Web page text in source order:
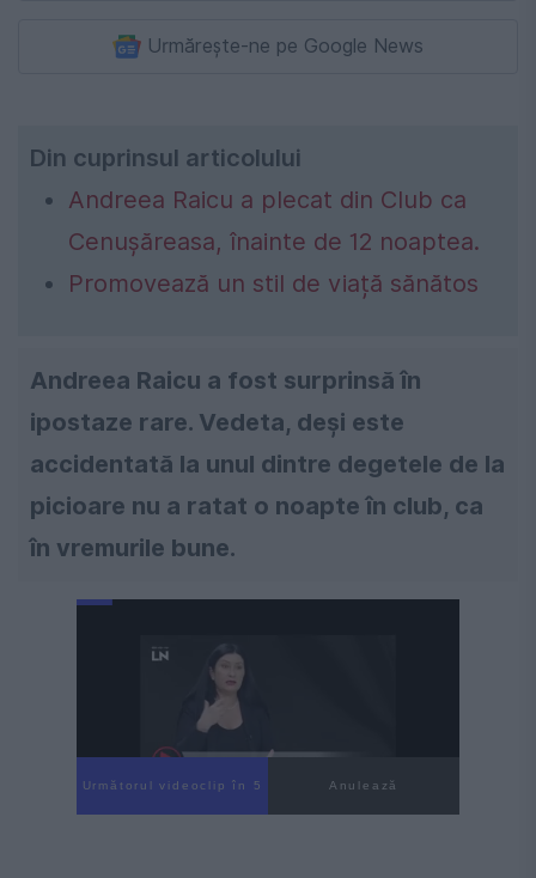
Urmărește-ne pe Google News
Din cuprinsul articolului
Andreea Raicu a plecat din Club ca
Cenușăreasa, înainte de 12 noaptea.
Promovează un stil de viață sănătos
Andreea Raicu a fost surprinsă în
ipostaze rare. Vedeta, deși este
accidentată la unul dintre degetele de la
picioare nu a ratat o noapte în club, ca
în vremurile bune.
Următorul videoclip în 4 Anulează